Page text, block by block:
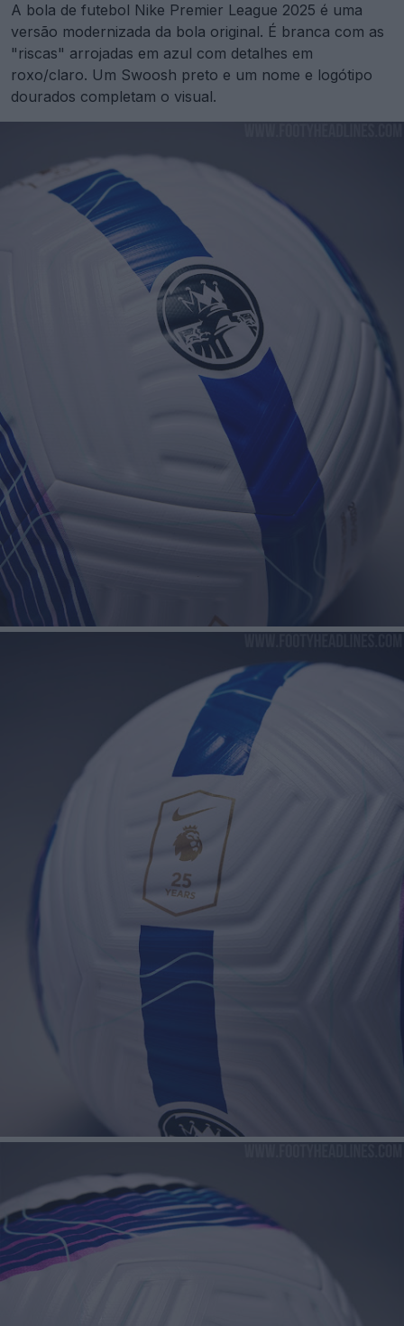
A bola de futebol Nike Premier League 2025 é uma
versão modernizada da bola original. É branca com as
"riscas" arrojadas em azul com detalhes em
roxo/claro. Um Swoosh preto e um nome e logótipo
dourados completam o visual.